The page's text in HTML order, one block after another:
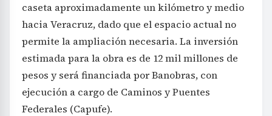
caseta aproximadamente un kilómetro y medio
hacia Veracruz, dado que el espacio actual no
permite la ampliación necesaria. La inversión
estimada para la obra es de 12 mil millones de
pesos y será financiada por Banobras, con
ejecución a cargo de Caminos y Puentes
Federales (Capufe).